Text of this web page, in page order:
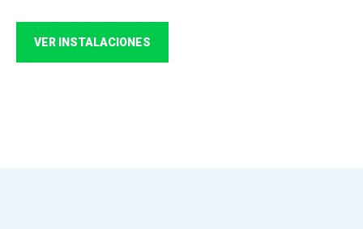
VER INSTALACIONES